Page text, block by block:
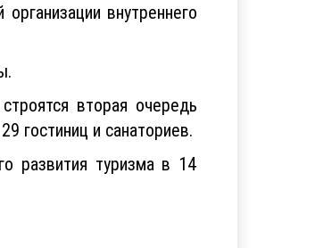
отрасли в
внутреннего
вторая очередь
гостиниц и санаториев.
туризма в 14